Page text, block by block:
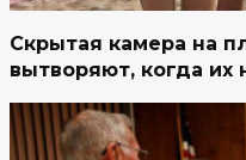
Скрытая камера на
вытворяют, когда их